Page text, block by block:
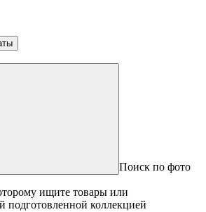
Поиск по фото
ищите товары или
подготовленной коллекцией